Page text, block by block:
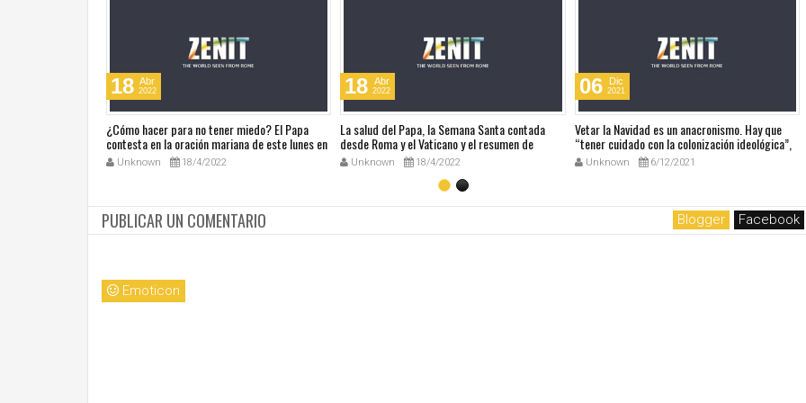
18 Abr
2022
¿Cómo hacer para no tener miedo? El Papa
contesta en la oración mariana de este lunes en
la Plaza de San Pedro
Unknown 18/4/2022
18 Abr
2022
La salud del Papa, la Semana Santa contada
desde Roma y el Vaticano y el resumen de
noticias en audio
Unknown 18/4/2022
06 Dic
2021
Vetar la Navidad es un anacronismo. Hay que
“tener cuidado con la colonización ideológica”,
dice el Papa sobre el Manual europeo que
prohibía la Navidad
Unknown 6/12/2021
PUBLICAR UN COMENTARIO Blogger Facebook
Emoticon